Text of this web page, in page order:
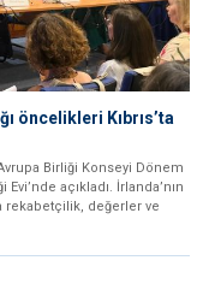
öncelikleri Kıbrıs’ta
Birliği Konseyi Dönem
açıkladı. İrlanda’nın
rekabetçilik, değerler ve